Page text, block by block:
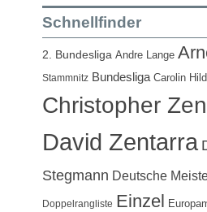
Schnellfinder
2. Bundesliga Andre Lange
Stammnitz Bundesliga Carolin
Christopher
David Zentarra
Stegmann Deutsche
Doppelrangliste Einzel